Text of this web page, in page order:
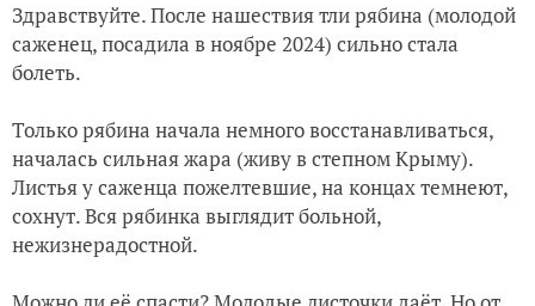
Здравствуйте. После нашествия тли рябина (молодой
саженец, посадила в ноябре 2024) сильно стала
болеть.
Только рябина начала немного восстанавливаться,
началась сильная жара (живу в степном Крыму).
Листья у саженца пожелтевшие, на концах темнеют,
сохнут. Вся рябинка выглядит больной,
нежизнерадостной.